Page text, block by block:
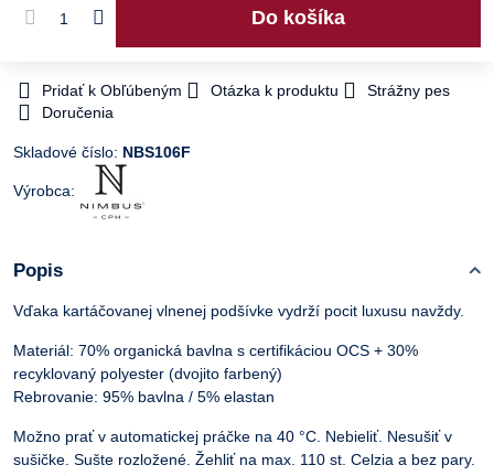
Do košíka
Pridať k Obľúbeným Otázka k produktu
Strážny pes
Doručenia
Skladové číslo: NBS106F
Výrobca:
Popis
Vďaka kartáčovanej vlnenej podšívke vydrží pocit luxusu navždy.
Materiál: 70% organická bavlna s certifikáciou OCS + 30%
recyklovaný polyester (dvojito farbený)
Rebrovanie: 95% bavlna / 5% elastan
Možno prať v automatickej práčke na 40 °C. Nebieliť. Nesušiť v
sušičke. Sušte rozložené. Žehliť na max. 110 st. Celzia a bez pary.